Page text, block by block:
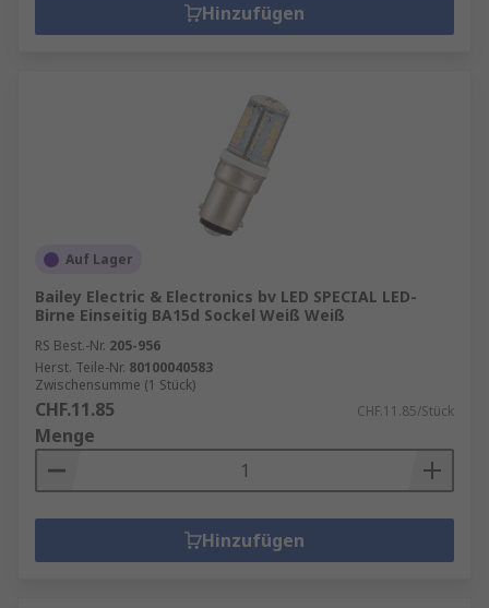
Hinzufügen
Auf Lager
Bailey Electric & Electronics bv LED SPECIAL LED-
Birne Einseitig BA15d Sockel Weiß Weiß
RS Best.-Nr. 205-956
Herst. Teile-Nr. 80100040583
Zwischensumme (1 Stück)
CHF.11.85 CHF.11.85/Stück
Menge
Hinzufügen